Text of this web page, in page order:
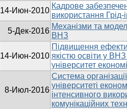
14-Июн-2010
Кадрове
використання
5-Дек-2016
Механізми та
ВНЗ
14-Июн-2010
Підвищення
якістю освіти у
університет
8-Июл-2016
Система
університеті
інтенсивного
комунікаційних